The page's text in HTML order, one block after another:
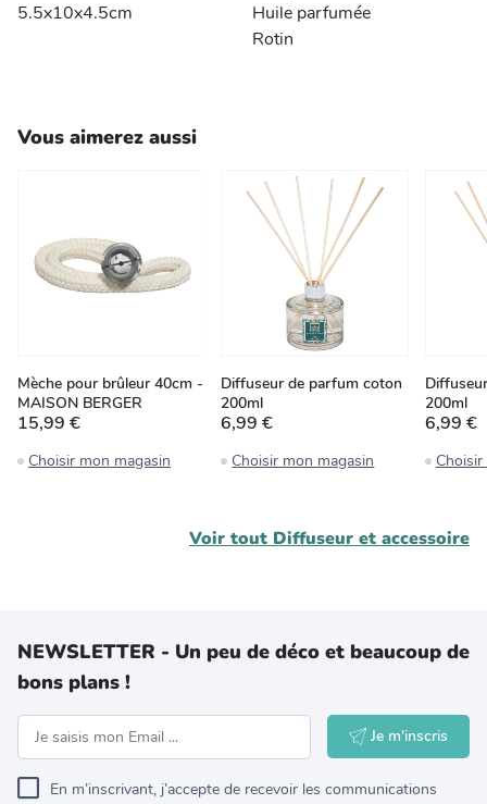
5.5x10x4.5cm
Huile parfumée
Rotin
Vous aimerez aussi
Mèche pour brûleur 40cm -
MAISON BERGER
15,99 €
Choisir mon magasin
Diffuseur de parfum coton
200ml
6,99 €
Choisir mon magasin
200ml
6,99 €
Voir tout Diffuseur et accessoire
NEWSLETTER - Un peu de déco et beaucoup de
bons plans !
Je m'inscris
En m’inscrivant, j’accepte de recevoir les communications